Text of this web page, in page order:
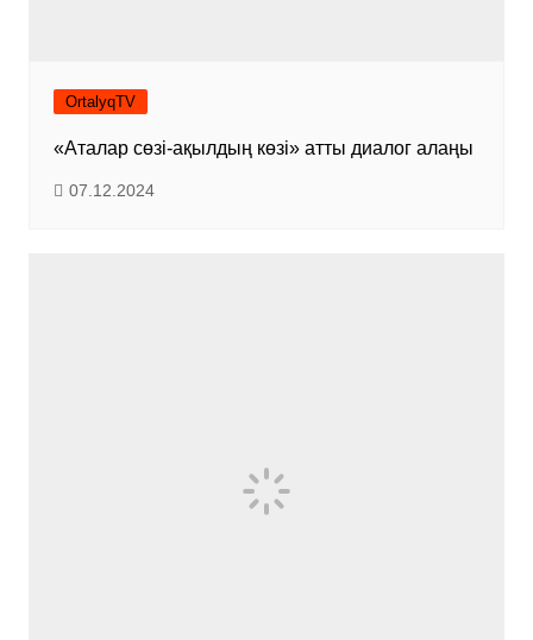
OrtalyqTV
«Аталар сөзі-ақылдың көзі» атты диалог алаңы
07.12.2024